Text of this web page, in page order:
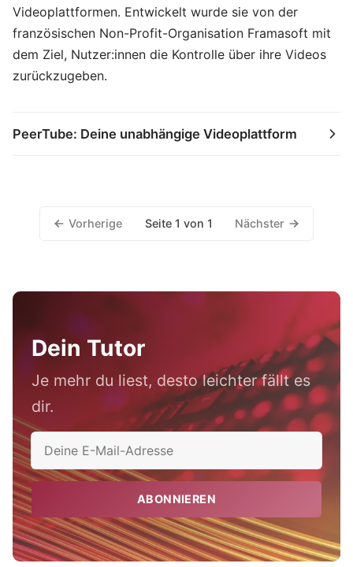
Videoplattformen. Entwickelt wurde sie von der
französischen Non-Profit-Organisation Framasoft mit
dem Ziel, Nutzer:innen die Kontrolle über ihre Videos
zurückzugeben.
PeerTube: Deine unabhängige Videoplattform
Vorherige Seite 1 von 1 Nächster
Dein Tutor
Je mehr du liest, desto leichter fällt es
dir.
ABONNIEREN